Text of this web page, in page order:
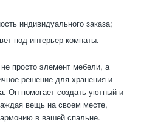
индивидуального заказа;
под интерьер комнаты.
просто элемент мебели, а
решение для хранения и
Он помогает создать уютный и
вещь на своем месте,
в вашей спальне.